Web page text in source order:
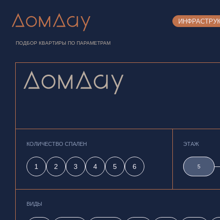
ПОДБОР КВАРТИРЫ ПО ПАРАМЕТРАМ
КОЛИЧЕСТВО СПАЛЕН
1 2 3 4 5 6
ЭТАЖ
5
5
ВИДЫ